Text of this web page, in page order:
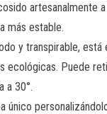
artesanalmente
más estable.
y transpirable,
ecológicas. Puede
a 30°.
único